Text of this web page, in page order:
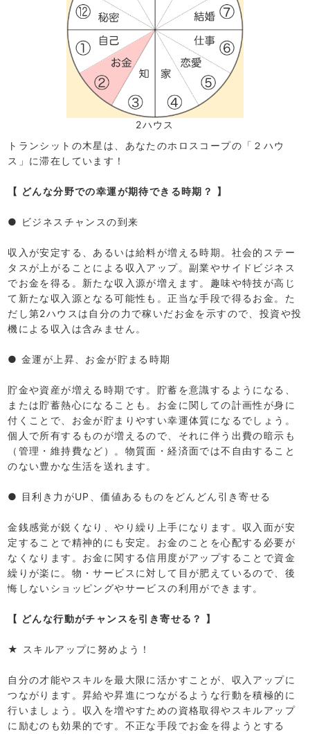
2ハウス
トランシットの木星は、あなたのホロスコープの「２ハウ
ス」に滞在しています！
【 どんな分野での幸運が期待できる時期？ 】
● ビジネスチャンスの到来
収入が安定する、あるいは給料が増える時期。社会的ステー
タスが上がることによる収入アップ。副業やサイドビジネス
でお金を得る。新たな収入源が増えます。趣味や特技が高じ
て新たな収入源となる可能性も。正当な手段で得るお金。た
だし第2ハウスは自分の力で稼いだお金を示すので、投資や投
機による収入は含みません。
● 金運が上昇、お金が貯まる時期
貯金や資産が増える時期です。貯蓄を意識するようになる、
または貯蓄熱心になることも。お金に関しての計画性が身に
付くことで、お金が貯まりやすい幸運体質になるでしょう。
個人で所有するものが増えるので、それに伴う出費の暗示も
（管理・維持費など）。物質面・経済面では不自由すること
のない豊かな生活を送れます。
● 目利き力がUP、価値あるものをどんどん引き寄せる
金銭感覚が鋭くなり、やり繰り上手になります。収入面が安
定することで精神的にも安定。お金のことを心配する必要が
なくなります。お金に関する信用度がアップすることで資金
繰りが楽に。物・サービスに対して目が肥えているので、後
悔しないショッピングやサービスの利用ができます。
【 どんな行動がチャンスを引き寄せる？ 】
★ スキルアップに努めよう！
自分の才能やスキルを最大限に活かすことが、収入アップに
つながります。昇給や昇進につながるような行動を積極的に
行いましょう。収入を増やすための資格取得やスキルアップ
に励むのも効果的です。不正な手段でお金を得ようとする